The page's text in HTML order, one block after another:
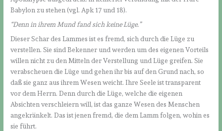
Babylon zu stehen (vgl. Apk 17 und 18).
“Denn in ihrem Mund fand sich keine Lüge.”
Dieser Schar des Lammes ist es fremd, sich durch die Lüge zu
verstellen. Sie sind Bekenner und werden um des eigenen Vorteils
willen nicht zu den Mitteln der Verstellung und Lüge greifen. Sie
verabscheuen die Lüge und gehen ihr bis auf den Grund nach, so
daß sie ganz aus ihrem Wesen weicht. Ihre Seele ist transparent
vor dem Herrn. Denn durch die Lüge, welche die eigenen
Absichten verschleiern will, ist das ganze Wesen des Menschen
angekränkelt. Das ist jenen fremd, die dem Lamm folgen, wohin es
sie führt.